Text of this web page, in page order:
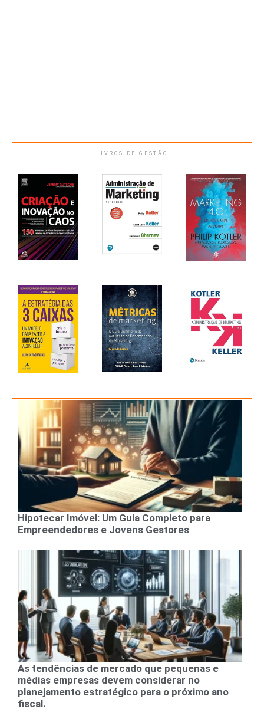
LIVROS DE GESTÃO
Hipotecar Imóvel: Um Guia Completo para
Empreendedores e Jovens Gestores
As tendências de mercado que pequenas e
médias empresas devem considerar no
planejamento estratégico para o próximo ano
fiscal.